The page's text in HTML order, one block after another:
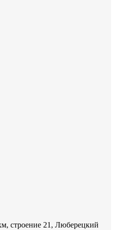
строение 21, Люберецкий